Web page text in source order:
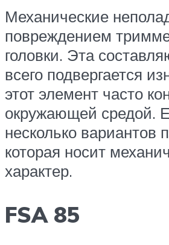
Механические
повреждением
головки. Эта
всего подвергается
этот элемент часто
окружающей средой.
несколько вариантов
которая носит
характер.
FSA 85